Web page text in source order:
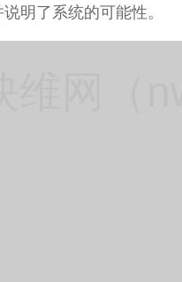
明了系统的可能性。